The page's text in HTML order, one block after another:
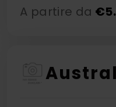
A partire da €